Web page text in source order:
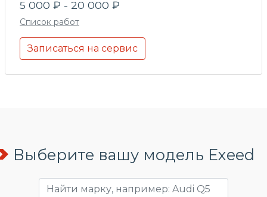
5 000 ₽ - 20 000 ₽
Список работ
Записаться на сервис
Выберите вашу модель Exeed